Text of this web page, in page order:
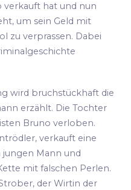
verkauft hat und nun
um sein Geld mit
zu verprassen. Dabei
wird bruchstückhaft die
erzählt. Die Tochter
Bruno verloben.
verkauft eine
Mann und
mit falschen Perlen.
der Wirtin der